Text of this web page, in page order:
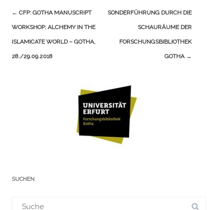
Navigation
(Beiträge)
← CFP: GOTHA MANUSCRIPT
WORKSHOP: ALCHEMY IN THE
ISLAMICATE WORLD – GOTHA,
28./29.09.2018
SONDERFÜHRUNG DURCH DIE
SCHAURÄUME DER
FORSCHUNGSBIBLIOTHEK
GOTHA →
SUCHEN
für: